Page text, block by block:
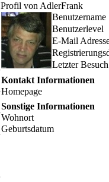
Profil von AdlerFrank
Benutzername
Benutzerlevel
E-Mail
Letzter Besuch
Kontakt Informationen
Homepage
Sonstige Informationen
Wohnort
Geburtsdatum